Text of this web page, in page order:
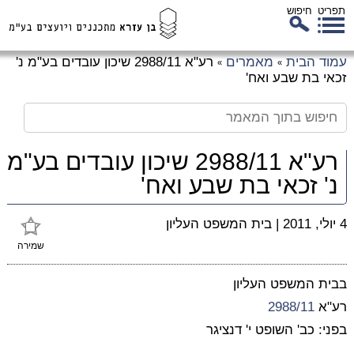
תפריט חיפוש
עמוד הבית » מאמרים »
רע"א 2988/11 שיכון עובדים בע"מ נ'
זכאי בת שבע ואח'
רע"א 2988/11 שיכון עובדים בע"מ
נ' זכאי בת שבע ואח'
שמירה
4 יולי, 2011 | בית המשפט העליון
בבית המשפט העליון
רע"א 2988/11
בפני: כב' השופט י' דנציגר